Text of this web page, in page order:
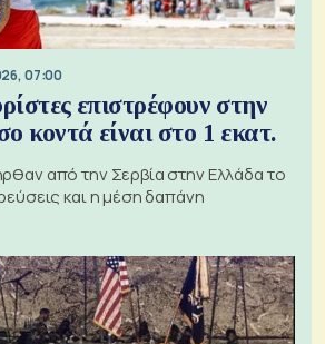
07:00
επιστρέφουν στην
κοντά είναι στο 1 εκατ.
από την Σερβία στην Ελλάδα το
και η μέση δαπάνη